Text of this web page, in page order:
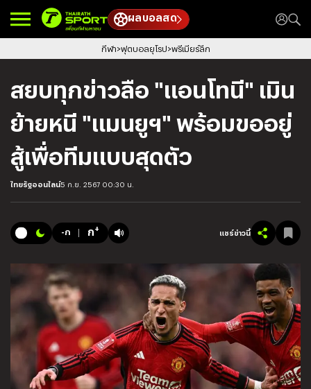
ผลบอลสด
กีฬา ฟุตบอลยุโรป พรีเมียร์ลีก
สยบทุกข่าวลือ "แอนโทนี" เมิน
ย้ายหนี "แมนยูฯ" พร้อมขออยู่
สู้เพื่อทีมแบบสุดตัว
ไทยรัฐออนไลน์5 ก.ย. 2567 00:30 น.
-ก ก+ แชร์ข่าวนี้